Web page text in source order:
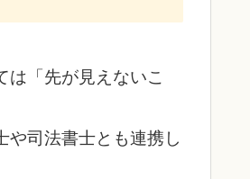
「先が見えないこ
や司法書士とも連携し